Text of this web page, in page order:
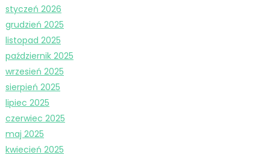
styczeń 2026
grudzień 2025
listopad 2025
październik 2025
wrzesień 2025
sierpień 2025
lipiec 2025
czerwiec 2025
maj 2025
kwiecień 2025